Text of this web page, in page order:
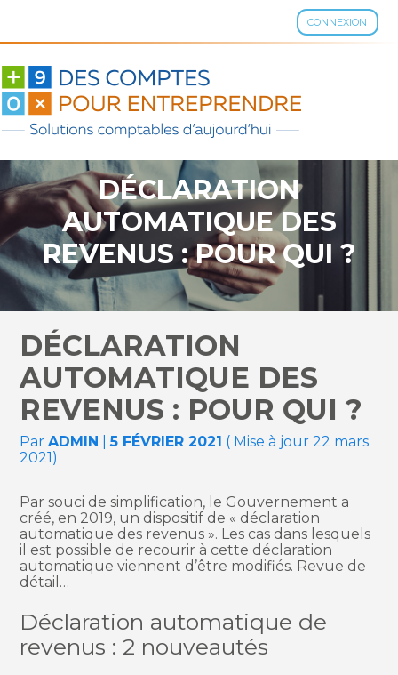
CONNEXION
Aller
contenu
DÉCLARATION
AUTOMATIQUE DES
REVENUS : POUR QUI ?
DÉCLARATION
AUTOMATIQUE DES
REVENUS : POUR QUI ?
ParADMIN |5 FÉVRIER 2021 ( Mise à jour 22 mars
2021)
Par souci de simplification, le Gouvernement a
créé, en 2019, un dispositif de « déclaration
automatique des revenus ». Les cas dans lesquels
il est possible de recourir à cette déclaration
automatique viennent d’être modifiés. Revue de
détail…
Déclaration automatique de
revenus : 2 nouveautés